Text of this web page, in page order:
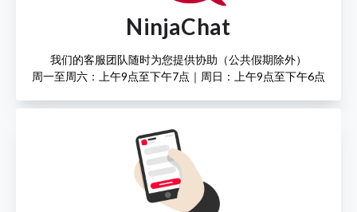
NinjaChat
我们的客服团队随时为您提供协助（公共假期除外）
周一至周六：上午9点至下午7点｜周日：上午9点至下午6点